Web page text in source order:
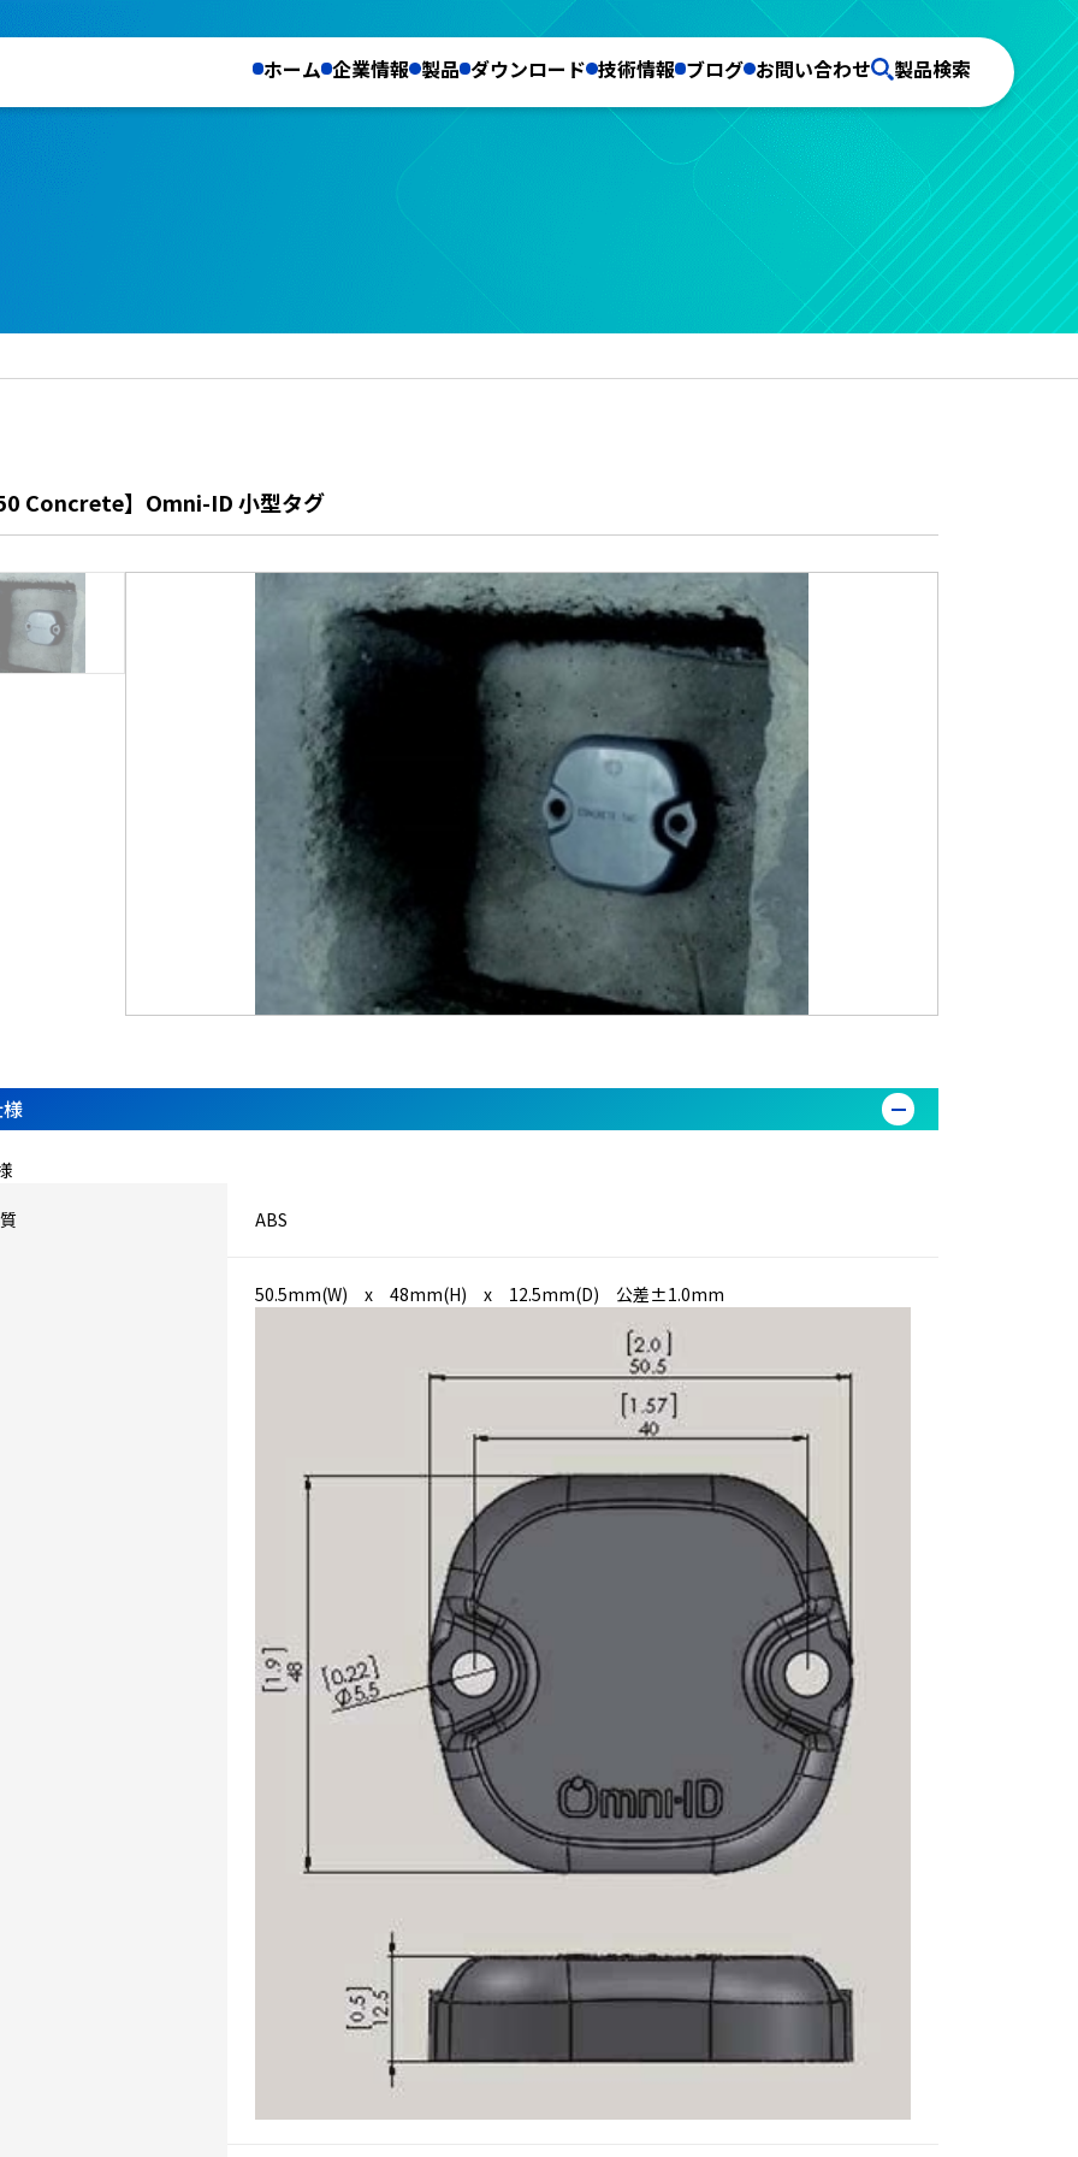
ホーム 企業情報 製品 ダウンロード 技術情報 ブログ お問い合わせ 製品検索
Concrete】Omni-ID 小型タグ
ABS
50.5mm(W) x 48mm(H) x 12.5mm(D) 公差±1.0mm